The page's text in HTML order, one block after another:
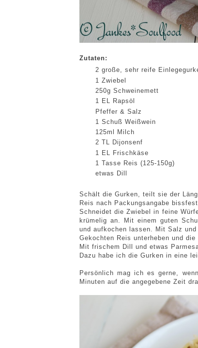
Zutaten:
2 große, sehr reife
1 Zwiebel
250g Schweinemett
1 EL Rapsöl
Pfeffer & Salz
1 Schuß Weißwein
125ml Milch
2 TL Dijonsenf
1 EL Frischkäse
1 Tasse Reis (125-150g)
etwas Dill
Schält die Gurken, teilt sie der
Reis nach Packungsangabe bissfest
Schneidet die Zwiebel in feine
krümelig an. Mit einem guten
und aufkochen lassen. Mit Salz und
Gekochten Reis unterheben und
Mit frischem Dill und etwas
Dazu habe ich die Gurken in eine
Persönlich mag ich es gerne,
Minuten auf die angegebene Zeit